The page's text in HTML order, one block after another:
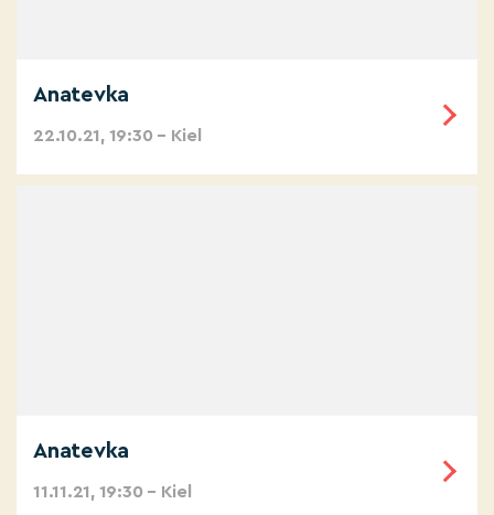
Anatevka
22.10.21, 19:30 – Kiel
Anatevka
11.11.21, 19:30 – Kiel